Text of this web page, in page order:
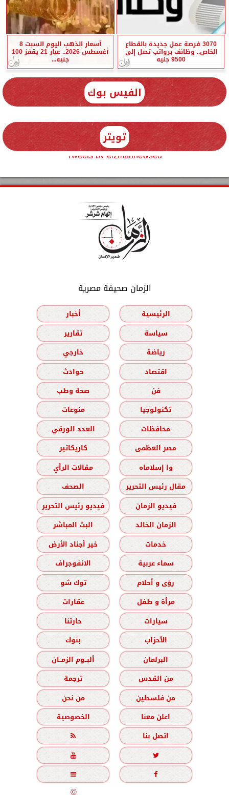
3070 فرصة عمل جديدة بالقطاع
الخاص.. وظائف برواتب تصل إلى
9500 جنيه
أسعار الذهب اليوم السبت 8
أغسطس 2026.. عيار 21 يقفز 100
جنيه...
الفيس بوك
تويتر
Tweets by elzmannewseg
الزمان صحيفة مصرية
الرئيسية
أخبار
سياسة
تقارير
رياضة
خارجي
اقتصاد
حوادث
فن
صحة وطب
تكنولوجيا
منوعات
محافظات
العدد الورقي
مصر العظمى
كاريكاتير
وا إسلاماه
مقالات الرأي
مقال رئيس التحرير
الصحف
فيديو الزمان
فيديو رئيس التحرير
الزمان الخالد
البث المباشر
خدمات
خير أجناد الأرض
سماء عربية
الانفوجراف
رؤى و أحلام
توك شو
مرأة و طفل
عقارات
سيارات
حارتنا
الأحزاب
بنوك
البرلمان
ألبــوم الزمــان
من القدس
ترجمة
من فلسطين
من نحن
اعلن معنا
الخصوصية
اتصل بنا




